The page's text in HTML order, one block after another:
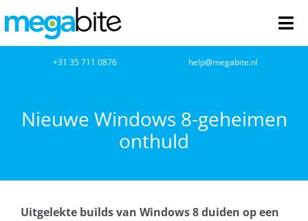
naar
inhoud
Cloud Computing
+31 35 711 0876 help@megabite.nl
Nieuwe Windows 8-geheimen
onthuld
Uitgelekte builds van Windows 8 duiden op een